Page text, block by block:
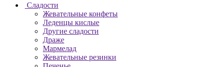
Сладости
Жевательные конфеты
Леденцы кислые
Другие сладости
Драже
Мармелад
Жевательные резинки